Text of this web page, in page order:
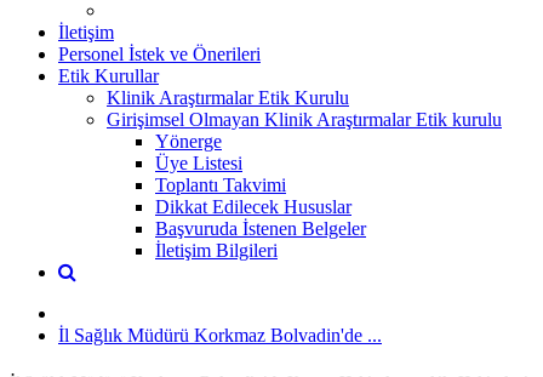
İletişim
Personel İstek ve Önerileri
Etik Kurullar
Klinik Araştırmalar Etik Kurulu
Girişimsel Olmayan Klinik Araştırmalar Etik kurulu
Yönerge
Üye Listesi
Toplantı Takvimi
Dikkat Edilecek Hususlar
Başvuruda İstenen Belgeler
İletişim Bilgileri
İl Sağlık Müdürü Korkmaz Bolvadin'de ...